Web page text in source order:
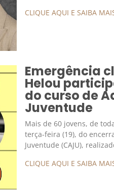
CLIQUE AQUI E SAIBA
Emergência
Helou
do curso de
Juventude
Mais de 60 jovens, de
terça-feira (19), do
Juventude (CAJU),
CLIQUE AQUI E SAIBA